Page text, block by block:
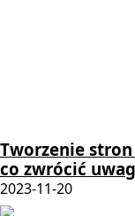
Tworzenie
co zwrócić
2023-11-20